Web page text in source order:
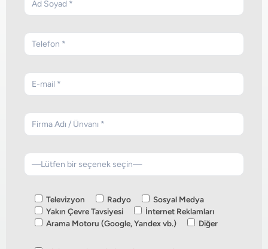
Televizyon Radyo
Sosyal Medya
Yakın Çevre Tavsiyesi
İnternet Reklamları
Arama Motoru (Google, Yandex vb.)
Diğer